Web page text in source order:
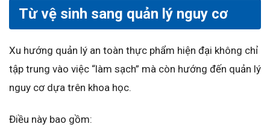
Từ vệ sinh sang quản lý nguy cơ
Xu hướng quản lý an toàn thực phẩm hiện đại không chỉ
tập trung vào việc “làm sạch” mà còn hướng đến quản lý
nguy cơ dựa trên khoa học.
Điều này bao gồm: